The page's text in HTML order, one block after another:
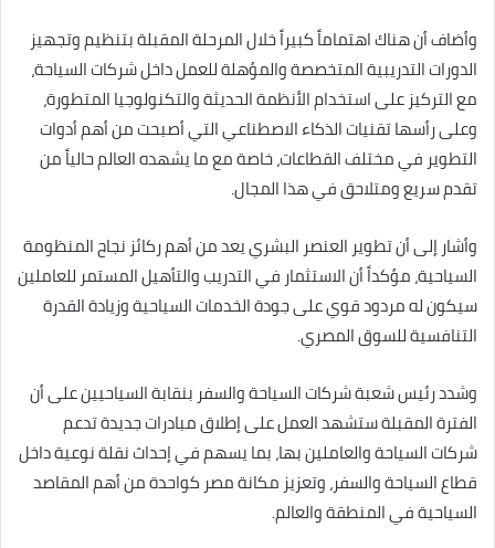
وأضاف أن هناك اهتماماً كبيراً خلال المرحلة المقبلة بتنظيم وتجهيز
الدورات التدريبية المتخصصة والمؤهلة للعمل داخل شركات السياحة،
مع التركيز على استخدام الأنظمة الحديثة والتكنولوجيا المتطورة،
وعلى رأسها تقنيات الذكاء الاصطناعي التي أصبحت من أهم أدوات
التطوير في مختلف القطاعات، خاصة مع ما يشهده العالم حالياً من
تقدم سريع ومتلاحق في هذا المجال.
وأشار إلى أن تطوير العنصر البشري يعد من أهم ركائز نجاح المنظومة
السياحية، مؤكداً أن الاستثمار في التدريب والتأهيل المستمر للعاملين
سيكون له مردود قوي على جودة الخدمات السياحية وزيادة القدرة
التنافسية للسوق المصري.
وشدد رئيس شعبة شركات السياحة والسفر بنقابة السياحيين على أن
الفترة المقبلة ستشهد العمل على إطلاق مبادرات جديدة تدعم
شركات السياحة والعاملين بها، بما يسهم في إحداث نقلة نوعية داخل
قطاع السياحة والسفر، وتعزيز مكانة مصر كواحدة من أهم المقاصد
السياحية في المنطقة والعالم.